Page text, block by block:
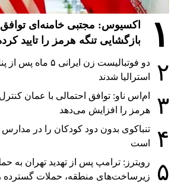
۱
اکسیوس: مجتبی خامنه‌ای
بازگشایی تنگه هرمز را تایید
۲
دو فوتبالیست زن
استرالیا شدند
۳
ام‌اس ناو: توافق احتمالی با عمان
هرمز را افزایش می‌دهد
۴
تنباکوی بدون دود کودکان را در مدارس
است
۵
رویترز: ترامپ پس از تهدید تهران به
زیرساخت‌های منطقه، حملات گسترده